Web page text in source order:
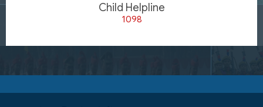
Child Helpline
1098